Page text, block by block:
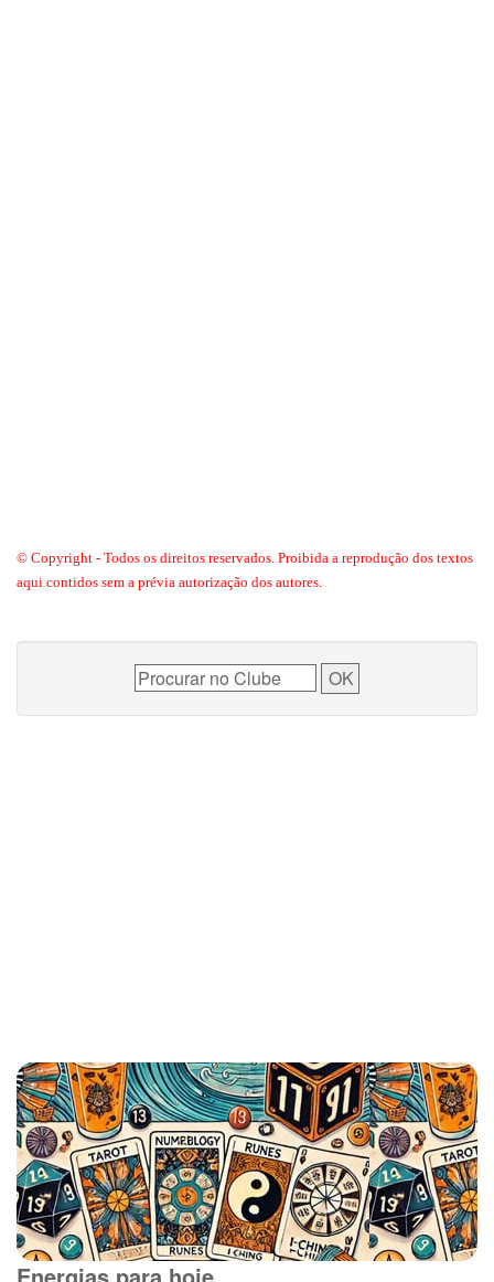
© Copyright - Todos os direitos reservados. Proibida a reprodução dos textos
aqui contidos sem a prévia autorização dos autores.